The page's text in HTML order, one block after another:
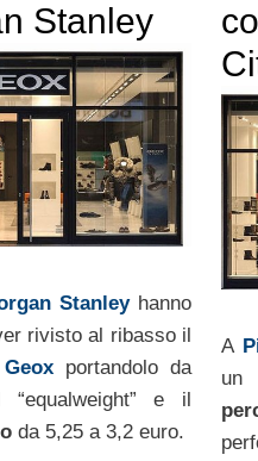
Stanley
Stanleyhanno
rivisto al ribasso il
Geox portandolo da
“equalweight” e il
da 5,25 a 3,2 euro.
A
un